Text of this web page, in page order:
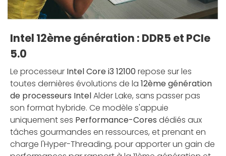
Intel 12ème génération : DDR5 et PCIe
5.0
Le processeur Intel Core i3 12100repose sur les
toutes dernières évolutions de la 12ème génération
de processeurs IntelAlder Lake, sans passer pas
son format hybride. Ce modèle s'appuie
uniquement ses Performance-Cores dédiés aux
tâches gourmandes en ressources, et prenant en
charge l'Hyper-Threading, pour apporter un gain de